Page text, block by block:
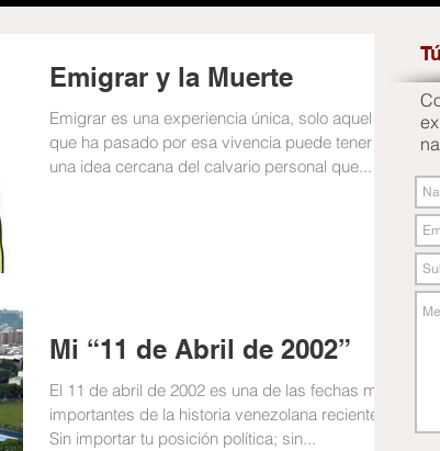
Emigrar y la Muerte
Emigrar es una experiencia única, solo aquel
que ha pasado por esa vivencia puede tener
una idea cercana del calvario personal que...
Mi “11 de Abril de 2002”
El 11 de abril de 2002 es una de las fechas más
importantes de la historia venezolana reciente.
Sin importar tu posición política; sin...